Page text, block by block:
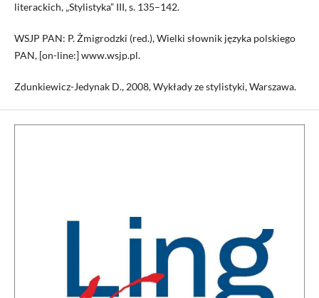
literackich, „Stylistyka” III, s. 135–142.
WSJP PAN: P. Żmigrodzki (red.), Wielki słownik języka polskiego
PAN, [on-line:] www.wsjp.pl.
Zdunkiewicz-Jedynak D., 2008, Wykłady ze stylistyki, Warszawa.